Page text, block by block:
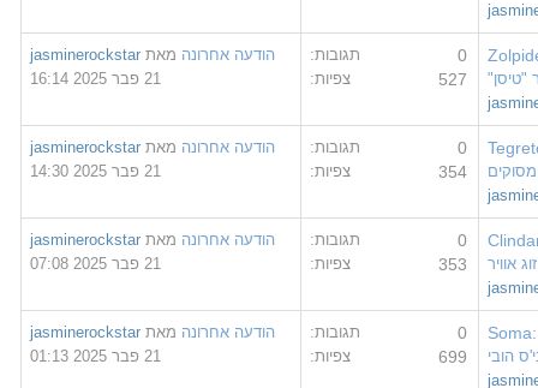
תגובות: 0
צפיות: 527
הודעה אחרונהמאתjasminerockstar
תגובות: 0
צפיות: 354
הודעה אחרונהמאתjasminerockstar
תגובות: 0
צפיות: 353
הודעה אחרונהמאתjasminerockstar
תגובות: 0
צפיות: 699
הודעה אחרונהמאתjasminerockstar